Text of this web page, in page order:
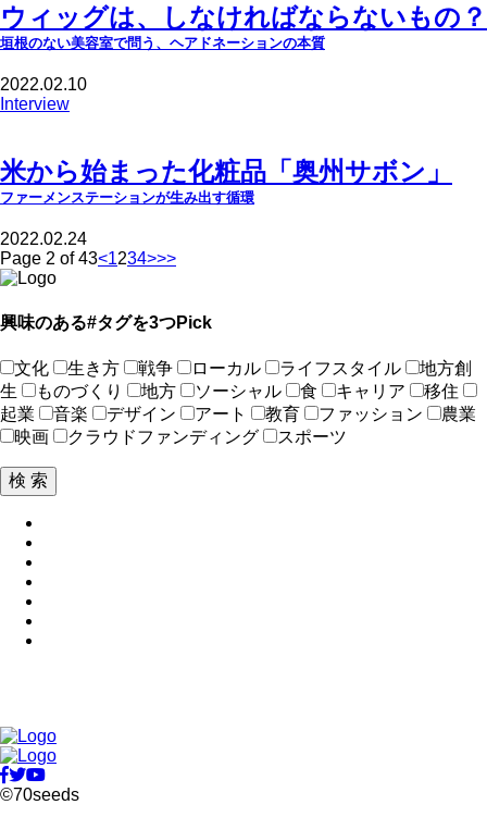
ウィッグは、しなければならないもの？
垣根のない美容室で問う、ヘアドネーションの本質
2022.02.10
Interview
米から始まった化粧品「奥州サボン」
ファーメンステーションが生み出す循環
2022.02.24
Page 2 of 43<1234>>>
興味のある#タグを3つPick
文化 生き方 戦争 ローカル ライフスタイル
地方創
生
ものづくり 地方 ソーシャル 食 キャリア
移住
起業
音楽 デザイン アート 教育 ファッション
農業
映画
クラウドファンディング スポーツ
©70seeds